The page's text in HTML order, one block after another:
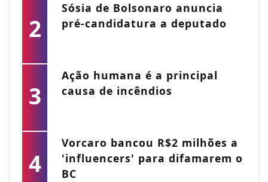
2
Sósia de Bolsonaro anuncia
pré-candidatura a deputado
3
Ação humana é a principal
causa de incêndios
4
Vorcaro bancou R$2 milhões a
'influencers' para difamarem o
BC